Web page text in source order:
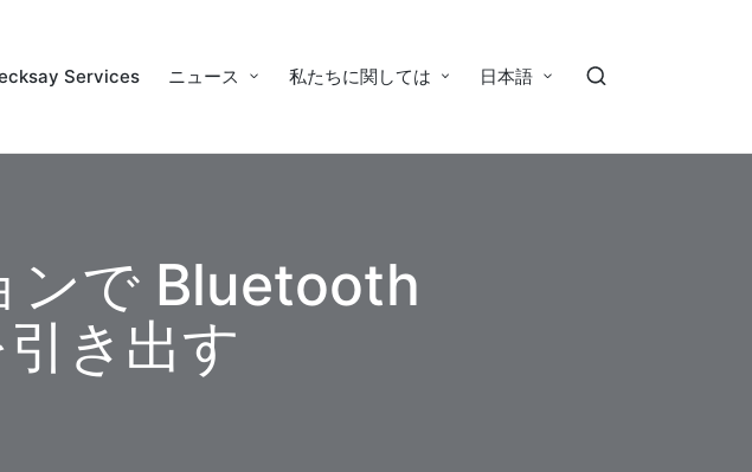
Services ニュース 私たちに関しては 日本語
ンで Bluetooth
き出す